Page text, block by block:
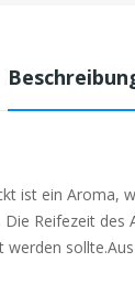
ist ein Aroma,
Reifezeit